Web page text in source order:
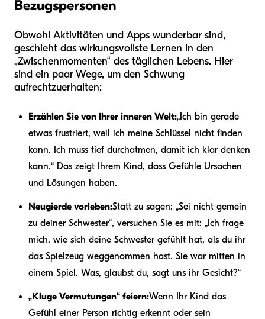
Bezugspersonen
Obwohl Aktivitäten und Apps wunderbar sind,
geschieht das wirkungsvollste Lernen in den
„Zwischenmomenten“ des täglichen Lebens. Hier
sind ein paar Wege, um den Schwung
aufrechtzuerhalten:
Erzählen Sie von Ihrer inneren Welt:„Ich bin gerade
etwas frustriert, weil ich meine Schlüssel nicht finden
kann. Ich muss tief durchatmen, damit ich klar denken
kann.“ Das zeigt Ihrem Kind, dass Gefühle Ursachen
und Lösungen haben.
Neugierde vorleben:Statt zu sagen: „Sei nicht gemein
zu deiner Schwester“, versuchen Sie es mit: „Ich frage
mich, wie sich deine Schwester gefühlt hat, als du ihr
das Spielzeug weggenommen hast. Sie war mitten in
einem Spiel. Was, glaubst du, sagt uns ihr Gesicht?“
„Kluge Vermutungen“ feiern:Wenn Ihr Kind das
Gefühl einer Person richtig erkennt oder sein